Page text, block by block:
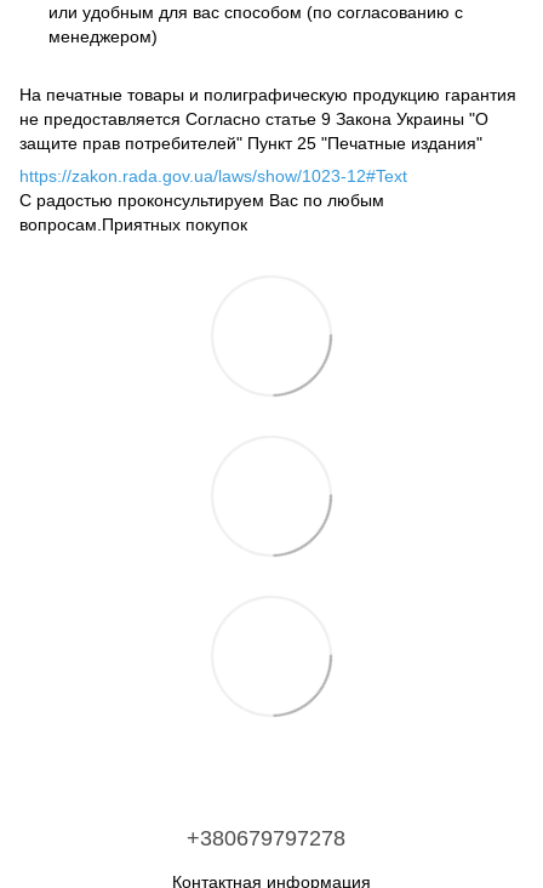
или удобным для вас способом (по согласованию с
менеджером)
На печатные товары и полиграфическую продукцию гарантия
не предоставляется Согласно статье 9 Закона Украины "О
защите прав потребителей" Пункт 25 "Печатные издания"
https://zakon.rada.gov.ua/laws/show/1023-12#Text
С радостью проконсультируем Вас по любым
вопросам.Приятных покупок
+380679797278
Контактная информация